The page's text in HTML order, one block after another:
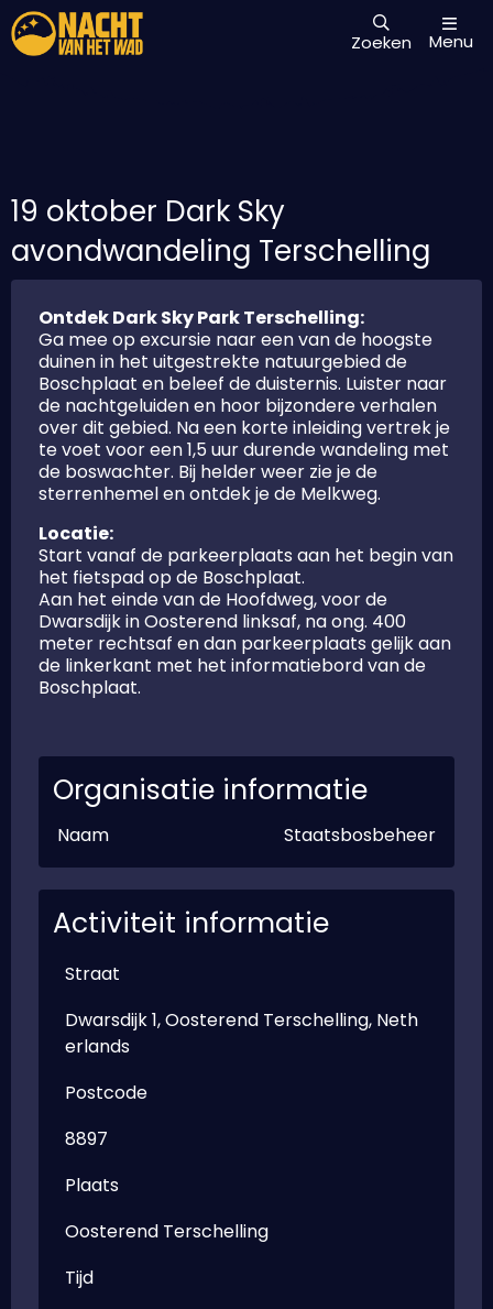
Zoeken Menu
19 oktober Dark Sky
avondwandeling Terschelling
Ontdek Dark Sky Park Terschelling:
Ga mee op excursie naar een van de hoogste
duinen in het uitgestrekte natuurgebied de
Boschplaat en beleef de duisternis. Luister naar
de nachtgeluiden en hoor bijzondere verhalen
over dit gebied. Na een korte inleiding vertrek je
te voet voor een 1,5 uur durende wandeling met
de boswachter. Bij helder weer zie je de
sterrenhemel en ontdek je de Melkweg.
Locatie:
Start vanaf de parkeerplaats aan het begin van
het fietspad op de Boschplaat.
Aan het einde van de Hoofdweg, voor de
Dwarsdijk in Oosterend linksaf, na ong. 400
meter rechtsaf en dan parkeerplaats gelijk aan
de linkerkant met het informatiebord van de
Boschplaat.
Organisatie informatie
Naam Staatsbosbeheer
Activiteit informatie
Straat
Dwarsdijk 1, Oosterend Terschelling, Neth
erlands
Postcode
8897
Plaats
Oosterend Terschelling
Tijd